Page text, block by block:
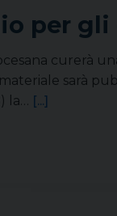
per
curerà
sarà
la… [...]